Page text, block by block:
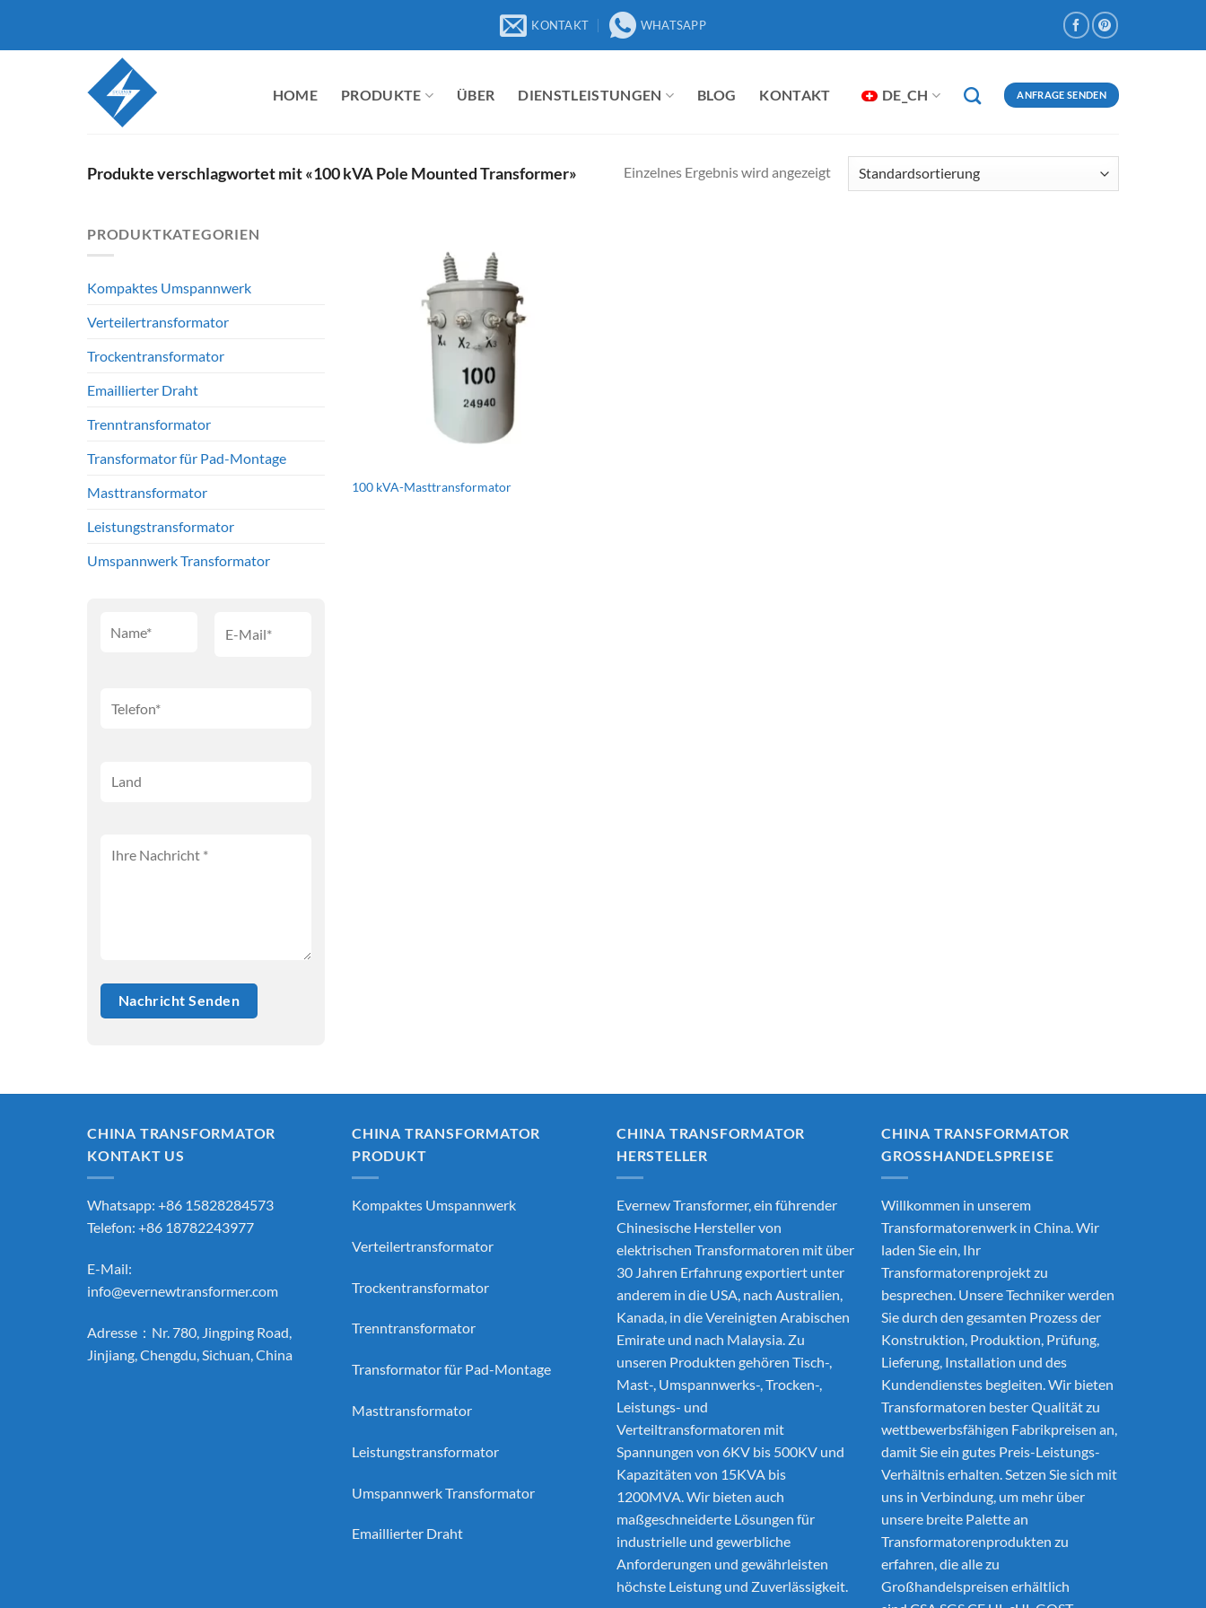
springen
KONTAKT WHATSAPP
HOME PRODUKTE ÜBER DIENSTLEISTUNGEN BLOG KONTAKT DE_CH ANFRAGE SENDEN
Produkte verschlagwortet mit «100 kVA Pole Mounted Transformer» Einzelnes Ergebnis wird angezeigt
PRODUKTKATEGORIEN
Kompaktes Umspannwerk
Verteilertransformator
Trockentransformator
Emaillierter Draht
Trenntransformator
Transformator für Pad-Montage
Masttransformator
Leistungstransformator
Umspannwerk Transformator
100 kVA-Masttransformator
CHINA TRANSFORMATOR
KONTAKT US
Whatsapp: +86 15828284573
Telefon: +86 18782243977
E-Mail:
info@evernewtransformer.com
Adresse：Nr. 780, Jingping Road,
Jinjiang, Chengdu, Sichuan, China
CHINA TRANSFORMATOR
PRODUKT
Kompaktes Umspannwerk
Verteilertransformator
Trockentransformator
Trenntransformator
Transformator für Pad-Montage
Masttransformator
Leistungstransformator
Umspannwerk Transformator
Emaillierter Draht
CHINA TRANSFORMATOR
HERSTELLER
Evernew Transformer, ein führender
Chinesische Hersteller von
elektrischen Transformatoren mit über
30 Jahren Erfahrung exportiert unter
anderem in die USA, nach Australien,
Kanada, in die Vereinigten Arabischen
Emirate und nach Malaysia. Zu
unseren Produkten gehören Tisch-,
Mast-, Umspannwerks-, Trocken-,
Leistungs- und
Verteiltransformatoren mit
Spannungen von 6KV bis 500KV und
Kapazitäten von 15KVA bis
1200MVA. Wir bieten auch
maßgeschneiderte Lösungen für
industrielle und gewerbliche
Anforderungen und gewährleisten
höchste Leistung und Zuverlässigkeit.
CHINA TRANSFORMATOR
GROSSHANDELSPREISE
Willkommen in unserem
Transformatorenwerk in China. Wir
laden Sie ein, Ihr
Transformatorenprojekt zu
besprechen. Unsere Techniker werden
Sie durch den gesamten Prozess der
Konstruktion, Produktion, Prüfung,
Lieferung, Installation und des
Kundendienstes begleiten. Wir bieten
Transformatoren bester Qualität zu
wettbewerbsfähigen Fabrikpreisen an,
damit Sie ein gutes Preis-Leistungs-
Verhältnis erhalten. Setzen Sie sich mit
uns in Verbindung, um mehr über
unsere breite Palette an
Transformatorenprodukten zu
erfahren, die alle zu
Großhandelspreisen erhältlich